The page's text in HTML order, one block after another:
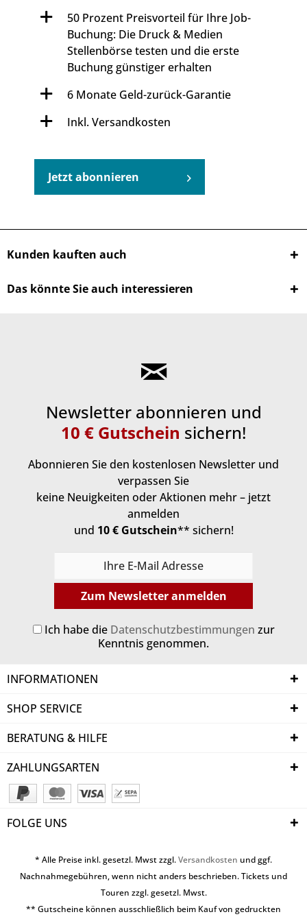
50 Prozent Preisvorteil für Ihre Job-
Buchung: Die Druck & Medien
Stellenbörse testen und die erste
Buchung günstiger erhalten
6 Monate Geld-zurück-Garantie
Inkl. Versandkosten
Jetzt abonnieren
Kunden kauften auch
Das könnte Sie auch interessieren
Newsletter abonnieren und
10 € Gutschein sichern!
Abonnieren Sie den kostenlosen Newsletter und
verpassen Sie
keine Neuigkeiten oder Aktionen mehr – jetzt
anmelden
und 10 € Gutschein** sichern!
Zum Newsletter anmelden
Ich habe die Datenschutzbestimmungen zur
Kenntnis genommen.
INFORMATIONEN
SHOP SERVICE
BERATUNG & HILFE
ZAHLUNGSARTEN
FOLGE UNS
* Alle Preise inkl. gesetzl. Mwst zzgl.Versandkosten und ggf.
Nachnahmegebühren, wenn nicht anders beschrieben. Tickets und
Touren zzgl. gesetzl. Mwst.
** Gutscheine können ausschließlich beim Kauf von gedruckten